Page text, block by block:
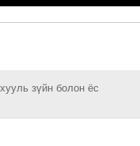
зүйн болон ёс